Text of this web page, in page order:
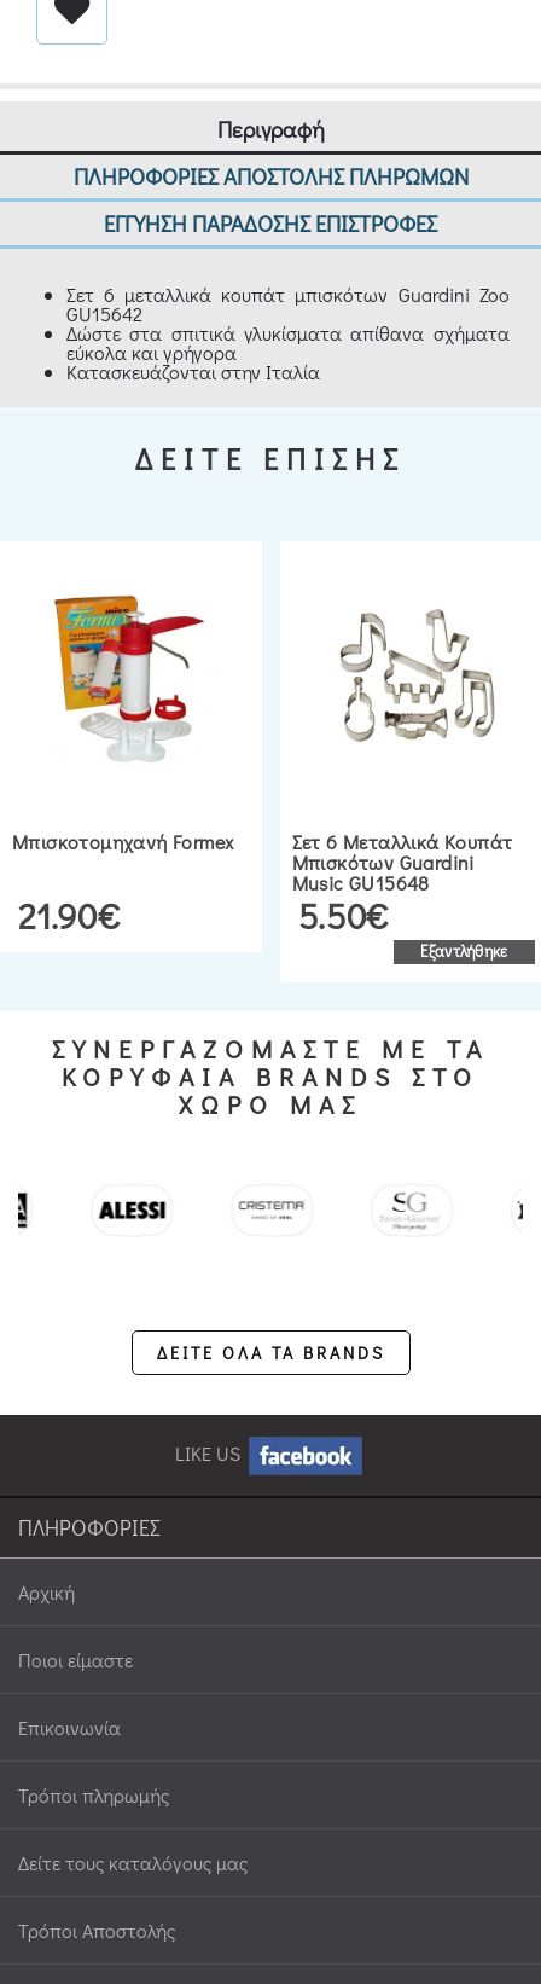
Περιγραφή
ΠΛΗΡΟΦΟΡΙΕΣ ΑΠΟΣΤΟΛΗΣ ΠΛΗΡΩΜΩΝ
ΕΓΓΥΗΣΗ ΠΑΡΑΔΟΣΗΣ ΕΠΙΣΤΡΟΦΕΣ
Σετ 6 μεταλλικά κουπάτ μπισκότων Guardini Zoo
GU15642
Δώστε στα σπιτικά γλυκίσματα απίθανα σχήματα
εύκολα και γρήγορα
Κατασκευάζονται στην Ιταλία
ΔΕΙΤΕ ΕΠΙΣΗΣ
Μπισκοτομηχανή Formex
21.90€
Σετ 6 Μεταλλικά Κουπάτ
Μπισκότων Guardini
Music GU15648
5.50€
Εξαντλήθηκε
ΣΥΝΕΡΓΑΖΟΜΑΣΤΕ ΜΕ ΤΑ
ΚΟΡΥΦΑΙΑ BRANDS ΣΤΟ
ΧΩΡΟ ΜΑΣ
ΔΕΙΤΕ ΟΛΑ ΤΑ BRANDS
LIKE US
ΠΛΗΡΟΦΟΡΙΕΣ
Αρχική
Ποιοι είμαστε
Επικοινωνία
Τρόποι πληρωμής
Δείτε τους καταλόγους μας
Τρόποι Αποστολής